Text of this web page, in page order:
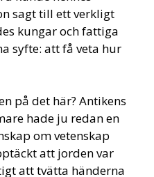
sagt till ett verkligt
kungar och fattiga
syfte: att få veta hur
på det här? Antikens
hade ju redan en
om vetenskap
att jorden var
att tvätta händerna